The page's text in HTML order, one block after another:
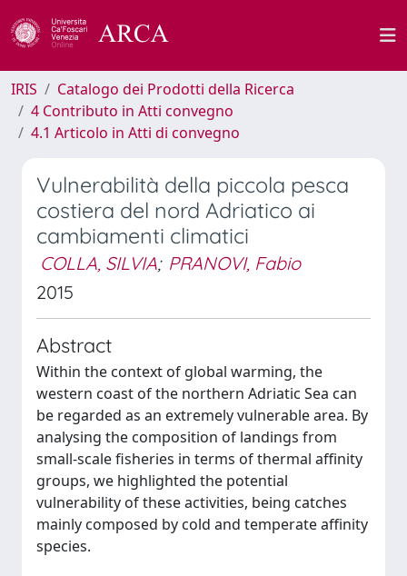
IRIS
Catalogo dei Prodotti della Ricerca
4 Contributo in Atti convegno
4.1 Articolo in Atti di convegno
Vulnerabilità della piccola pesca
costiera del nord Adriatico ai
cambiamenti climatici
COLLA, SILVIA; PRANOVI, Fabio
2015
Abstract
Within the context of global warming, the
western coast of the northern Adriatic Sea can
be regarded as an extremely vulnerable area. By
analysing the composition of landings from
small-scale fisheries in terms of thermal affinity
groups, we highlighted the potential
vulnerability of these activities, being catches
mainly composed by cold and temperate affinity
species.